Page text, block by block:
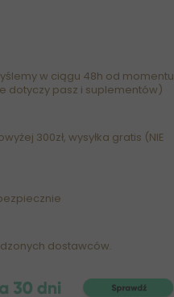
w ciągu 48h od momentu
dotyczy pasz i suplementów)
300zł, wysyłka gratis (NIE
dostawców.